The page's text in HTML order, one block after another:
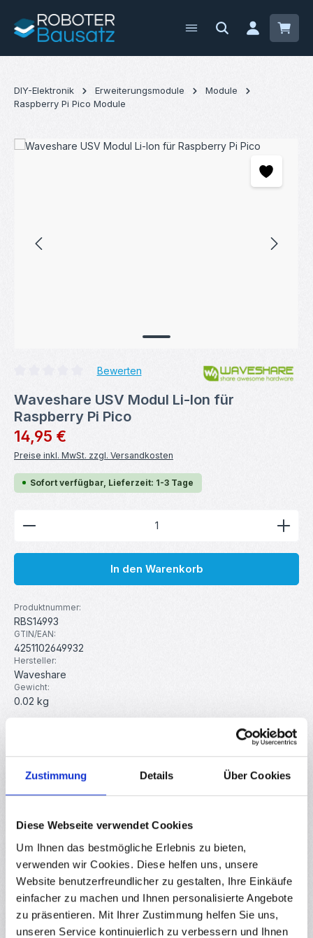
Zustimmung Details Über Cookies
Diese Webseite verwendet Cookies
Um Ihnen das bestmögliche Erlebnis zu bieten,
verwenden wir Cookies. Diese helfen uns, unsere
Website benutzerfreundlicher zu gestalten, Ihre Einkäufe
einfacher zu machen und Ihnen personalisierte Angebote
zu präsentieren. Mit Ihrer Zustimmung helfen Sie uns,
unseren Service kontinuierlich zu verbessern und Ihnen
Zum Hauptinhalt springen
DIY-Elektronik Erweiterungsmodule
Module
Raspberry Pi Pico Module
Bildergalerie überspringen
Durchschnittliche Bewertung von 0 von 5 Sternen
Bewerten
Waveshare USV Modul Li-Ion für
Raspberry Pi Pico
Regulärer Preis:
14,95 €
Preise inkl. MwSt. zzgl. Versandkosten
Sofort verfügbar, Lieferzeit: 1-3 Tage
Produkt Anzahl: Gib den gewünschten Wert ein
In den Warenkorb
Produktnummer:
RBS14993
GTIN/EAN:
4251102649932
Hersteller:
Waveshare
Gewicht:
0.02 kg
Dieses Modul sorgt mit einer 14500 Li-Ion Batterie für eine
Eigenschaften
Hersteller
Downloads
Bewertungen